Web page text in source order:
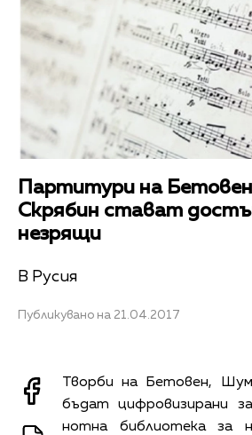
Партитури на
Скрябин стават
незрящи
В Русия
Публикувано на 21.04.2017
Творби на Бетовен,
бъдат цифровизирани
нотна библиотека за